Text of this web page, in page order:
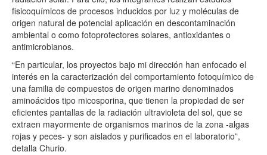
fisicoquímicos de procesos inducidos por luz y moléculas de
origen natural de potencial aplicación en descontaminación
ambiental o como fotoprotectores solares, antioxidantes o
antimicrobianos.
“En particular, los proyectos bajo mi dirección han enfocado el
interés en la caracterización del comportamiento fotoquímico de
una familia de compuestos de origen marino denominados
aminoácidos tipo micosporina, que tienen la propiedad de ser
eficientes pantallas de la radiación ultravioleta del sol, que se
extraen mayormente de organismos marinos de la zona -algas
rojas y peces- y son aislados y purificados en el laboratorio”,
detalla Churio.